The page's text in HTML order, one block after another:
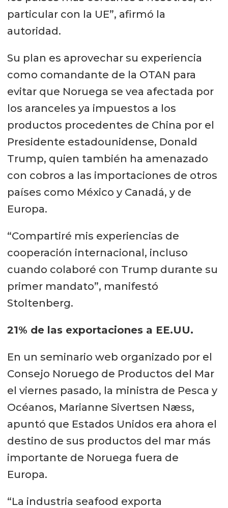
particular con la UE”, afirmó la
autoridad.
Su plan es aprovechar su experiencia
como comandante de la OTAN para
evitar que Noruega se vea afectada por
los aranceles ya impuestos a los
productos procedentes de China por el
Presidente estadounidense, Donald
Trump, quien también ha amenazado
con cobros a las importaciones de otros
países como México y Canadá, y de
Europa.
“Compartiré mis experiencias de
cooperación internacional, incluso
cuando colaboré con Trump durante su
primer mandato”, manifestó
Stoltenberg.
21% de las exportaciones a EE.UU.
En un seminario web organizado por el
Consejo Noruego de Productos del Mar
el viernes pasado, la ministra de Pesca y
Océanos, Marianne Sivertsen Næss,
apuntó que Estados Unidos era ahora el
destino de sus productos del mar más
importante de Noruega fuera de
Europa.
“La industria seafood exporta